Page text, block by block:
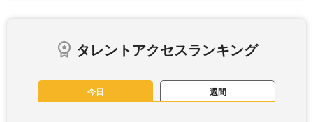
タレントアクセスランキング
今日 週間